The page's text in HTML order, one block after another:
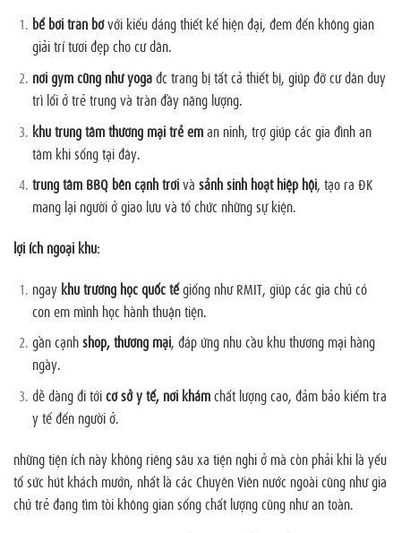
bể bơi tràn bờvới kiểu dáng thiết kế hiện đại, đem đến không gian
giải trí tươi đẹp cho cư dân.
nơi gym cũng như yogađc trang bị tất cả thiết bị, giúp đỡ cư dân duy
trì lối ở trẻ trung và tràn đầy năng lượng.
khu trung tâm thương mại trẻ eman ninh, trợ giúp các gia đình an
tâm khi sống tại đây.
trung tâm BBQ bên cạnh trờivà sảnh sinh hoạt hiệp hội, tạo ra ĐK
mang lại người ở giao lưu và tổ chức những sự kiện.
lợi ích ngoại khu:
ngay khu trường học quốc tếgiống như RMIT, giúp các gia chủ có
con em mình học hành thuận tiện.
gần cạnhshop, thương mại, đáp ứng nhu cầu khu thương mại hàng
ngày.
dễ dàng đi tớicơ sở y tế, nơi khámchất lượng cao, đảm bảo kiểm tra
y tế đến người ở.
những tiện ích này không riêng sâu xa tiện nghi ở mà còn phải khi là yếu
tố sức hút khách mướn, nhất là các Chuyên Viên nước ngoài cũng như gia
chủ trẻ đang tìm tòi không gian sống chất lượng cũng như an toàn.